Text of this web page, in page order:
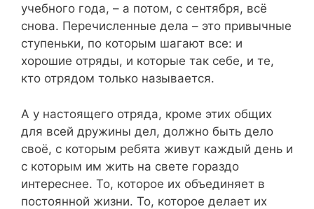
учебного года, – а потом, с сентября, всё
снова. Перечисленные дела – это привычные
ступеньки, по которым шагают все: и
хорошие отряды, и которые так себе, и те,
кто отрядом только называется.
А у настоящего отряда, кроме этих общих
для всей дружины дел, должно быть дело
своё, с которым ребята живут каждый день и
с которым им жить на свете гораздо
интереснее. То, которое их объединяет в
постоянной жизни. То, которое делает их